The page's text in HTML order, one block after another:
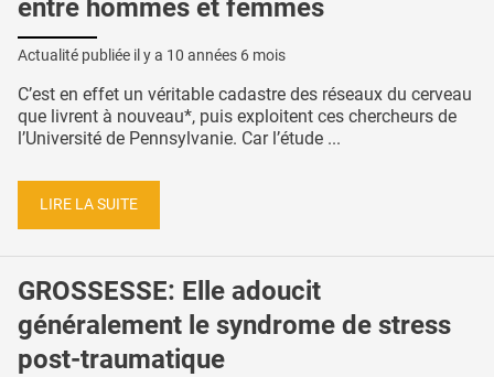
entre hommes et femmes
Actualité publiée il y a 10 années 6 mois
C’est en effet un véritable cadastre des réseaux du cerveau
que livrent à nouveau*, puis exploitent ces chercheurs de
l’Université de Pennsylvanie. Car l’étude ...
LIRE LA SUITE
GROSSESSE: Elle adoucit
généralement le syndrome de stress
post-traumatique